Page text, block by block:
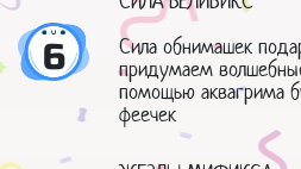
6
Сила обнимашек
придумаем
помощью аквагрима
феечек